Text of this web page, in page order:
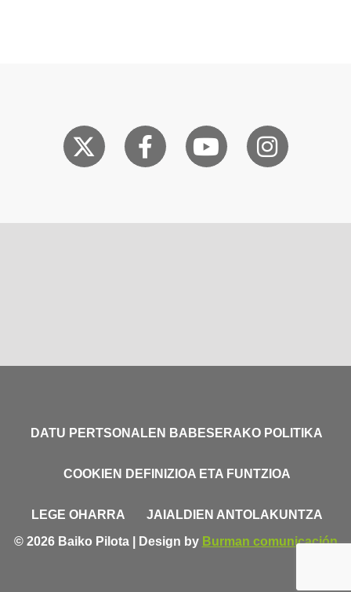
DATU PERTSONALEN BABESERAKO POLITIKA
COOKIEN DEFINIZIOA ETA FUNTZIOA
LEGE OHARRA
JAIALDIEN ANTOLAKUNTZA
© 2026 Baiko Pilota | Design by Burman comunicación